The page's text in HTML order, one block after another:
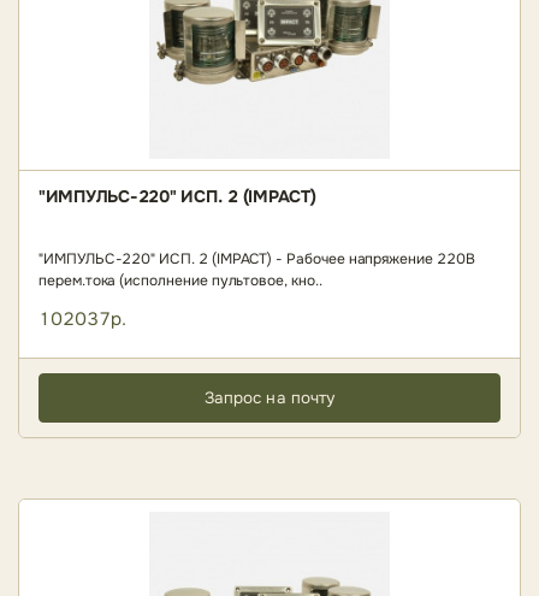
"ИМПУЛЬС-220" ИСП. 2 (IMPACT)
"ИМПУЛЬС-220" ИСП. 2 (IMPACT) - Рабочее напряжение 220В
перем.тока (исполнение пультовое, кно..
102037р.
Запрос на почту